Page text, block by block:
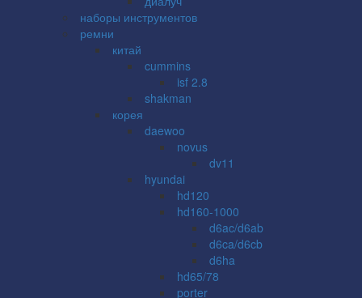
наборы инструментов
ремни
китай
cummins
isf 2.8
shakman
корея
daewoo
novus
dv11
hyundai
hd120
hd160-1000
d6ac/d6ab
d6ca/d6cb
d6ha
hd65/78
porter